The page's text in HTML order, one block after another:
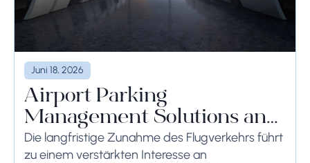
Juni 18, 2026
Airport Parking
Management Solutions and
Systems
Die langfristige Zunahme des Flugverkehrs führt
zu einem verstärkten Interesse an